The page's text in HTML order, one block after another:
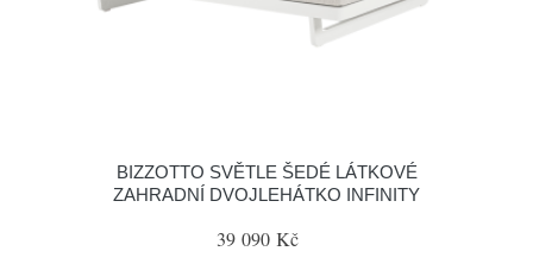
BIZZOTTO SVĚTLE ŠEDÉ LÁTKOVÉ
ZAHRADNÍ DVOJLEHÁTKO INFINITY
39 090 Kč